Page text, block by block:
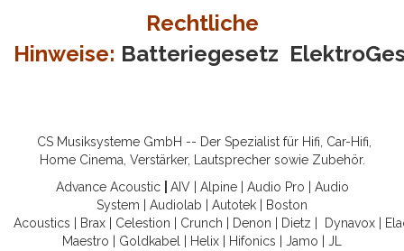
Rechtliche
Hinweise: Batteriegesetz
CS Musiksysteme GmbH -- Der Spezialist für Hifi, Car-Hifi,
Home Cinema, Verstärker, Lautsprecher sowie Zubehör.
Advance Acoustic
AIV| Alpine| Audio Pro
Audio
System
Audiolab Autotek
Boston
Acoustics
Brax Celestion Crunch Denon Dietz Dynavox
Maestro
Goldkabel Helix Hifonics Jamo
JL